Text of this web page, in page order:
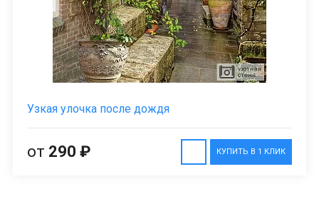
Узкая улочка после дождя
КУПИТЬ В 1 КЛИК
от 290 ₽